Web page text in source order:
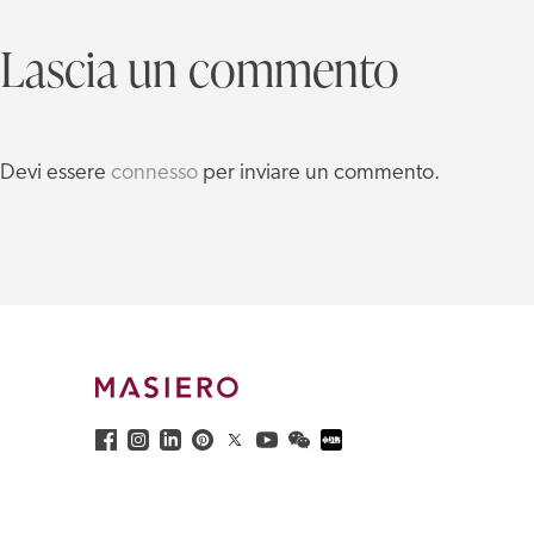
Lascia un commento
Devi essere connesso per inviare un commento.